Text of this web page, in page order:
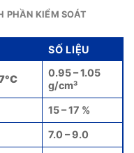
PHẦN KIỂM SOÁT
SỐ LIỆU
0.95 – 1.05
g/cm³
15 – 17 %
7.0 – 9.0